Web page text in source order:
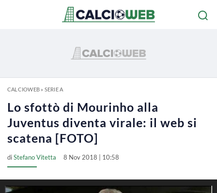
CALCIOWEB» SERIE A
Lo sfottò di Mourinho alla
Juventus diventa virale: il web si
scatena [FOTO]
diStefano Vitetta 8 Nov 2018 | 10:58